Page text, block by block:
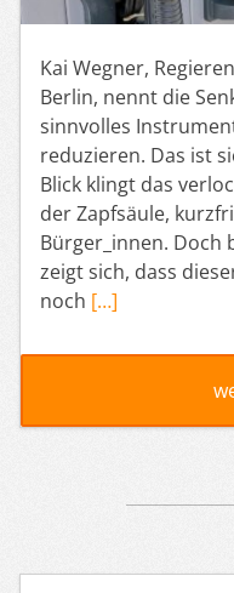
Kai Wegner,
Berlin, nennt die
sinnvolles
reduzieren. Das ist
Blick klingt das
der Zapfsäule,
Bürger_innen. Doch
zeigt sich, dass
noch […]